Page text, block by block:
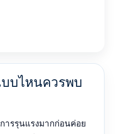
บไหนควรพบ
ารรุนแรงมากก่อนค่อย